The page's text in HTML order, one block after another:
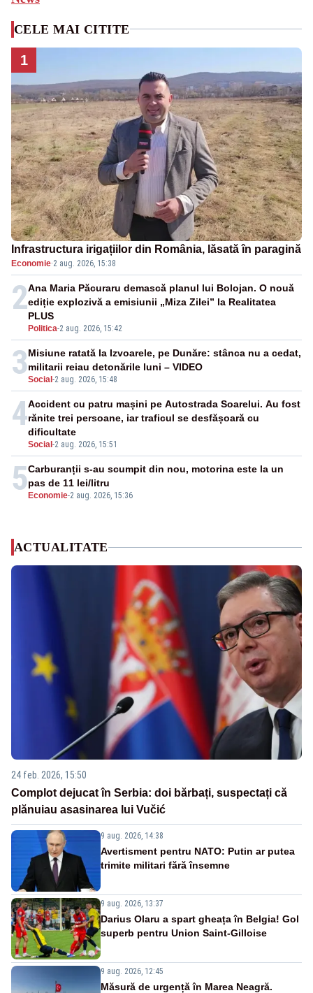
CELE MAI CITITE
1
Infrastructura irigațiilor din România, lăsată în paragină
Economie·2 aug. 2026, 15:38
2
Politica-2 aug. 2026, 15:42
Ana Maria Păcuraru demască planul lui Bolojan. O nouă
ediție explozivă a emisiunii „Miza Zilei” la Realitatea
PLUS
3Social -2 aug. 2026, 15:48
Misiune ratată la Izvoarele, pe Dunăre: stânca nu a cedat,
militarii reiau detonările luni – VIDEO
4
Social -2 aug. 2026, 15:51
Accident cu patru mașini pe Autostrada Soarelui. Au fost
rănite trei persoane, iar traficul se desfășoară cu
dificultate
5 Economie-2 aug. 2026, 15:36
Carburanții s-au scumpit din nou, motorina este la un
pas de 11 lei/litru
ACTUALITATE
24 feb. 2026, 15:50
Complot dejucat în Serbia: doi bărbați, suspectați că
plănuiau asasinarea lui Vučić
9 aug. 2026, 14:38
Avertisment pentru NATO: Putin ar putea
trimite militari fără însemne
9 aug. 2026, 13:37
Darius Olaru a spart gheața în Belgia! Gol
superb pentru Union Saint-Gilloise
9 aug. 2026, 12:45
Măsură de urgență în Marea Neagră.